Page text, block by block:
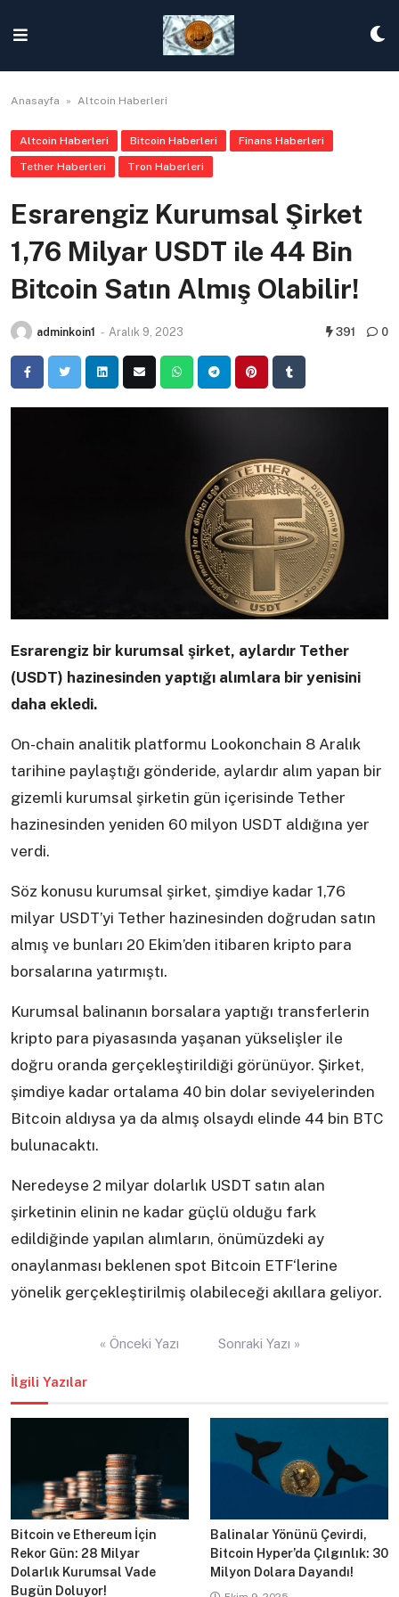
content
Anasayfa » Altcoin Haberleri
Altcoin Haberleri Bitcoin Haberleri Finans Haberleri
Tether Haberleri Tron Haberleri
Esrarengiz Kurumsal Şirket
1,76 Milyar USDT ile 44 Bin
Bitcoin Satın Almış Olabilir!
adminkoin1 - Aralık 9, 2023 391 0
Esrarengiz bir kurumsal şirket, aylardır Tether
(USDT) hazinesinden yaptığı alımlara bir yenisini
daha ekledi.
On-chain analitik platformu Lookonchain 8 Aralık
tarihine paylaştığı gönderide, aylardır alım yapan bir
gizemli kurumsal şirketin gün içerisinde Tether
hazinesinden yeniden 60 milyon USDT aldığına yer
verdi.
Söz konusu kurumsal şirket, şimdiye kadar 1,76
milyar USDT’yi Tether hazinesinden doğrudan satın
almış ve bunları 20 Ekim’den itibaren kripto para
borsalarına yatırmıştı.
Kurumsal balinanın borsalara yaptığı transferlerin
kripto para piyasasında yaşanan yükselişler ile
doğru oranda gerçekleştirildiği görünüyor. Şirket,
şimdiye kadar ortalama 40 bin dolar seviyelerinden
Bitcoin aldıysa ya da almış olsaydı elinde 44 bin BTC
bulunacaktı.
Neredeyse 2 milyar dolarlık USDT satın alan
şirketinin elinin ne kadar güçlü olduğu fark
edildiğinde yapılan alımların, önümüzdeki ay
onaylanması beklenen spot Bitcoin ETF‘lerine
yönelik gerçekleştirilmiş olabileceği akıllara geliyor.
« Önceki Yazı Sonraki Yazı »
İlgili Yazılar
Bitcoin ve Ethereum İçin
Rekor Gün: 28 Milyar
Dolarlık Kurumsal Vade
Bugün Doluyor!
Balinalar Yönünü Çevirdi,
Bitcoin Hyper’da Çılgınlık: 30
Milyon Dolara Dayandı!